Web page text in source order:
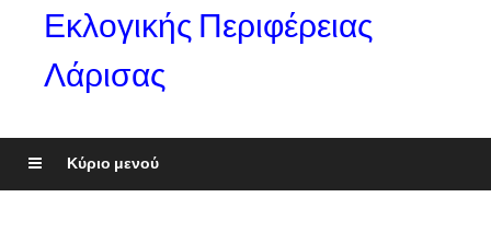
Εκλογικής Περιφέρειας
Λάρισας
Κύριο μενού